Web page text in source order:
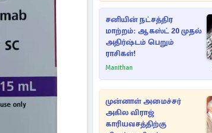
சனியின் நட்சத்திர
மாற்றம்: ஆகஸ்ட் 20 முதல்
அதிர்ஷ்டம் பெறும்
ராசிகள்!
Manithan
முன்னாள் அமைச்சர்
அகில விராஜ்
காரியவசத்திற்கு